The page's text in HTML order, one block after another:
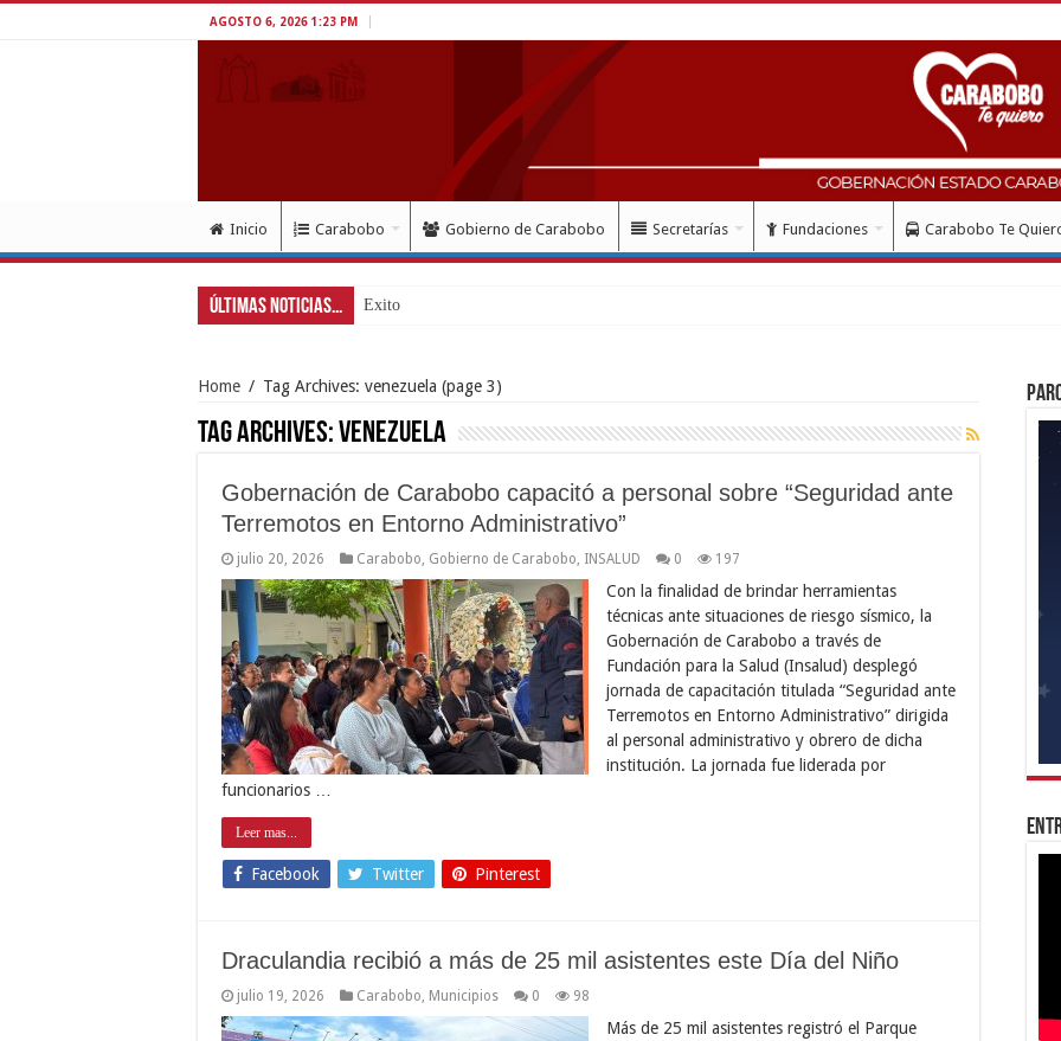
AGOSTO 6, 2026 1:23 PM
Inicio Carabobo Gobierno de Carabobo Secretarías Fundaciones Carabobo Te
Últimas Noticias... Exitoso despliegue de salud con instalación gratuita de marcapas
Home / Tag Archives: venezuela (page 3)
Tag Archives:venezuela
Gobernación de Carabobo capacitó a personal sobre “Seguridad ante
Terremotos en Entorno Administrativo”
julio 20, 2026 Carabobo Gobierno de Carabobo INSALUD 0 197
Con la finalidad de brindar herramientas
técnicas ante situaciones de riesgo sísmico, la
Gobernación de Carabobo a través de
Fundación para la Salud (Insalud) desplegó
jornada de capacitación titulada “Seguridad ante
Terremotos en Entorno Administrativo” dirigida
al personal administrativo y obrero de dicha
institución. La jornada fue liderada por
funcionarios …
Leer mas...
Facebook Twitter Pinterest
Draculandia recibió a más de 25 mil asistentes este Día del Niño
julio 19, 2026 Carabobo Municipios 0 98
Más de 25 mil asistentes registró el Parque